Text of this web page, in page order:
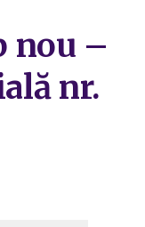
nou –
nr.